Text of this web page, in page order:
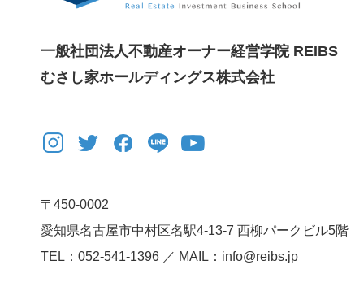
一般社団法人不動産オーナー経営学院 REIBS
むさし家ホールディングス株式会社
〒450-0002
愛知県名古屋市中村区名駅4-13-7 西柳パークビル5階
TEL：052-541-1396 ／ MAIL：info@reibs.jp